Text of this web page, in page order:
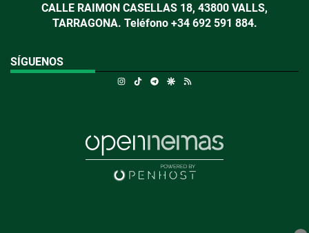
CALLE RAIMON CASELLAS 18, 43800 VALLS,
TARRAGONA. Teléfono +34 692 591 884.
SÍGUENOS
Instagram
TikTokTelegramGoogle Discover